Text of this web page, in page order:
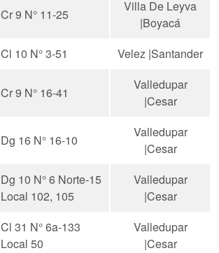
Cr 9 N° 11-25
Villa De Leyva
|Boyacá
Cl 10 N° 3-51 Velez |Santander
Cr 9 N° 16-41
Valledupar
|Cesar
Dg 16 N° 16-10
Valledupar
|Cesar
Dg 10 N° 6 Norte-15
Local 102, 105
Valledupar
|Cesar
Cl 31 N° 6a-133
Local 50
Valledupar
|Cesar